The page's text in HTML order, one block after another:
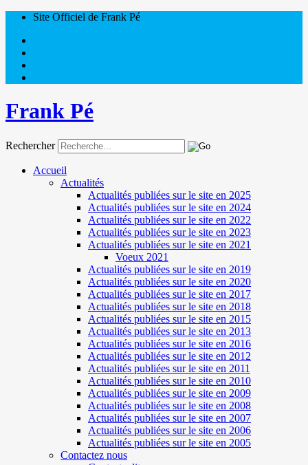
Site Officiel de Frank Pé
Frank Pé
Rechercher
Accueil
Actualités
Actualités publiées sur le site en 2025
Actualités publiées sur le site en 2024
Actualités publiées sur le site en 2022
Actualités publiées sur le site en 2023
Actualités publiées sur le site en 2021
Voeux 2021
Actualités publiées sur le site en 2019
Actualités publiées sur le site en 2020
Actualités publiées sur le site en 2017
Actualités publiées sur le site en 2018
Actualités publiées sur le site en 2015
Actualités publiées sur le site en 2013
Actualités publiées sur le site en 2016
Actualités publiées sur le site en 2012
Actualités publiées sur le site en 2011
Actualités publiées sur le site en 2010
Actualités publiées sur le site en 2009
Actualités publiées sur le site en 2008
Actualités publiées sur le site en 2007
Actualités publiées sur le site en 2006
Actualités publiées sur le site en 2005
Contactez nous